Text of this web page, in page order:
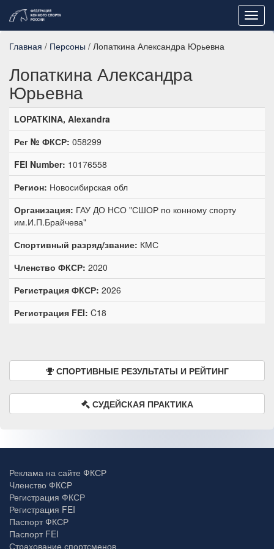
Главная / Персоны / Лопаткина Александра Юрьевна
Лопаткина Александра
Юрьевна
LOPATKINA, Alexandra
Рег № ФКСР: 058299
FEI Number: 10176558
Регион: Новосибирская обл
Организация: ГАУ ДО НСО "СШОР по конному спорту
им.И.П.Брайчева"
Спортивный разряд/звание: КМС
Членство ФКСР: 2020
Регистрация ФКСР: 2026
Регистрация FEI: C18
СПОРТИВНЫЕ РЕЗУЛЬТАТЫ И РЕЙТИНГ
СУДЕЙСКАЯ ПРАКТИКА
Реклама на сайте ФКСР
Членство ФКСР
Регистрация ФКСР
Регистрация FEI
Паспорт ФКСР
Паспорт FEI
Страхование спортсменов